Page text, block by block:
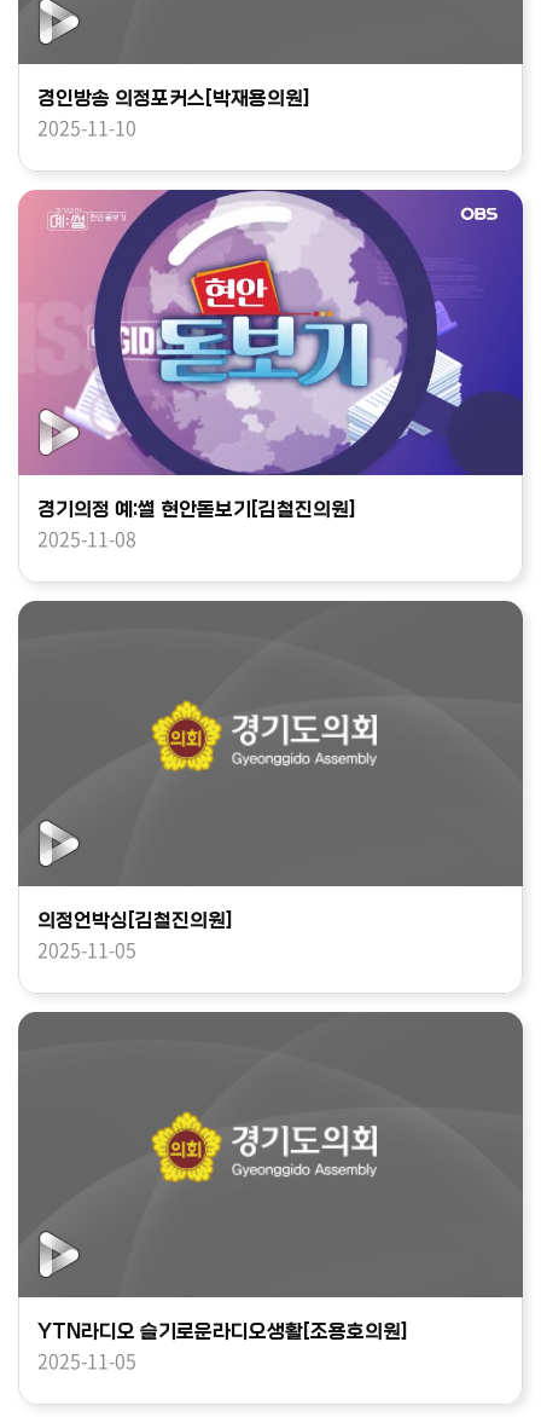
경인방송 의정포커스[박재용의원]
2025-11-10
경기의정 예:썰 현안돋보기[김철진의원]
2025-11-08
의정언박싱[김철진의원]
2025-11-05
YTN라디오 슬기로운라디오생활[조용호의원]
2025-11-05